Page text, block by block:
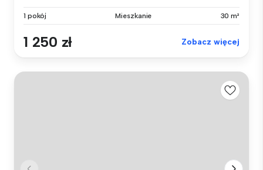
1 pokój Mieszkanie 30 m²
1 250 zł Zobacz więcej